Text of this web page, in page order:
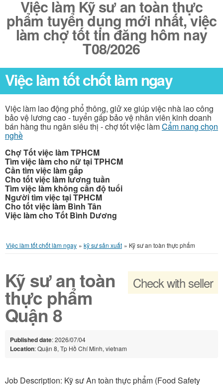
Việc làm Kỹ sư an toàn thực
phẩm tuyển dụng mới nhất, việc
làm chợ tốt tin đăng hôm nay
T08/2026
Việc làm tốt chốt làm ngay
Việc làm lao động phổ thông, giử xe giúp việc nhà lao công
bảo vệ lương cao - tuyển gấp bảo vệ nhân viên kinh doanh
bán hàng thu ngân siêu thị - chợ tốt việc làmCẩm nang chọn
nghề
Chợ Tốt việc làm TPHCM
Tìm việc làm cho nữ tại TPHCM
Cần tìm việc làm gấp
Cho tốt việc làm lương tuần
Tìm việc làm không cần độ tuổi
Người tìm việc tại TPHCM
Cho tốt việc làm Bình Tân
Việc làm cho Tốt Bình Dương
Việc làm tốt chốt làm ngay » kỹ sư sản xuất » Kỹ sư an toàn thực phẩm
Check with seller
Kỹ sư an toàn
thực phẩm
Quận 8
Published date: 2026/07/04
Location: Quận 8, Tp Hồ Chí Minh, vietnam
Job Description: Kỹ sư An toàn thực phẩm (Food Safety